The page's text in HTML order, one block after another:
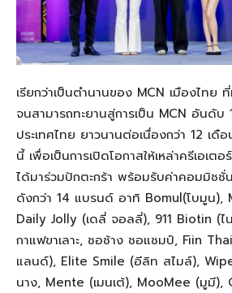
เรียกว่าเป็นตำนานของ MCN เมืองไทย
จนสามารถทะยานสู่การเป็น MCN อันดับ
ประเทศไทย ยาวนานต่อเนื่องกว่า 12 เดื
นี้ เพื่อเป็นการเปิดโอกาสให้เหล่าครีเอเตอร์
ได้มาร่วมปักตะกร้า พร้อมรับค่าคอมมิชชั่น
ดังกว่า 14 แบรนด์ อาทิ Bomul(โบมูน),
Daily Jolly (เดลี่ จอลลี่), 911 Biotin (ไ
กาแฟขาเลาะ, ชอช้าง ชอแชมป์, Fiin
แลนด์), Elite Smile (อีลิท สไมล์),
นาง, Mente (เมนเต้), MooMee (มูมี),